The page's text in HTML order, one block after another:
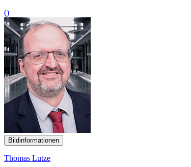
()
Bildinformationen
Thomas Lutze